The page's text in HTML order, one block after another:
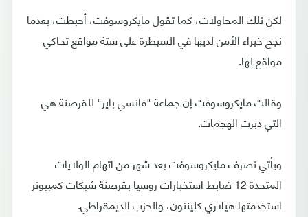
لكن تلك المحاولات، كما تقول مايكروسوفت، أحبطت، بعدما
نجح خبراء الأمن لديها في السيطرة على ستة مواقع تحاكي
مواقع لها.
وقالت مايكروسوفت إن جماعة "فانسي باير" للقرصنة هي
التي دبرت الهجمات.
ويأتي تصرف مايكروسوفت بعد شهر من اتهام الولايات
المتحدة 12 ضابط استخبارات روسيا بقرصنة شبكات كمبيوتر
استخدمتها هيلاري كلينتون، والحزب الديمقراطي.